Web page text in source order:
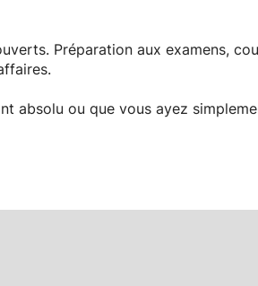
Préparation aux examens,
absolu ou que vous ayez